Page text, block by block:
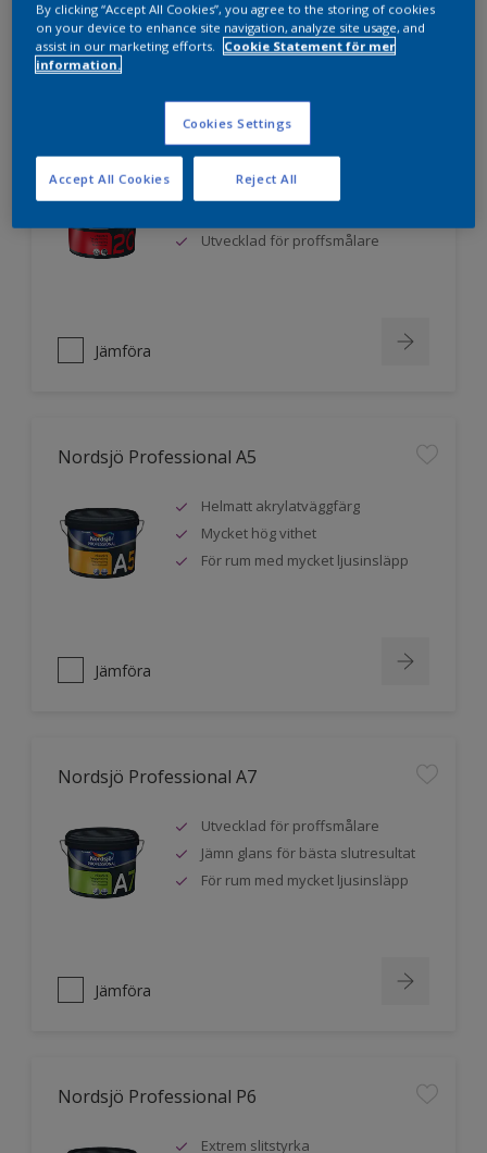
Jämföra
Mycket hög vithet
Utvecklad för proffsmålare
Jämföra
Nordsjö Professional A5
Helmatt akrylatväggfärg
Mycket hög vithet
För rum med mycket ljusinsläpp
Jämföra
Nordsjö Professional A7
Utvecklad för proffsmålare
Jämn glans för bästa slutresultat
För rum med mycket ljusinsläpp
Jämföra
Nordsjö Professional P6
Extrem slitstyrka
By clicking “Accept All Cookies”, you agree to the storing of cookies
on your device to enhance site navigation, analyze site usage, and
assist in our marketing efforts.
Cookie Statement för mer
information.
Cookies Settings
Reject All
Accept All Cookies